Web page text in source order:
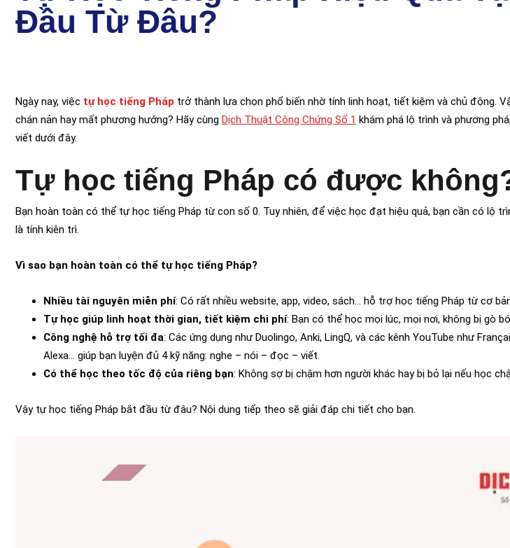
Đầu Từ Đâu?
Ngày nay, việc tự học tiếng Pháp trở thành lựa chọn phổ biến nhờ tính linh hoạt, tiết kiệm và chủ động.
chán nản hay mất phương hướng? Hãy cùng Dịch Thuật Công Chứng Số 1 khám phá lộ trình và phương
viết dưới đây.
Tự học tiếng Pháp có được
Bạn hoàn toàn có thể tự học tiếng Pháp từ con số 0. Tuy nhiên, để việc học đạt hiệu quả, bạn cần có lộ
là tính kiên trì.
Vì sao bạn hoàn toàn có thể tự học tiếng Pháp?
Nhiều tài nguyên miễn phí: Có rất nhiều website, app, video, sách… hỗ trợ học tiếng Pháp từ cơ
Tự học giúp linh hoạt thời gian, tiết kiệm chi phí: Bạn có thể học mọi lúc, mọi nơi, không bị gò
Công nghệ hỗ trợ tối đa: Các ứng dụng như Duolingo, Anki, LingQ, và các kênh YouTube như
Alexa… giúp bạn luyện đủ 4 kỹ năng: nghe – nói – đọc – viết.
Có thể học theo tốc độ của riêng bạn: Không sợ bị chậm hơn người khác hay bị bỏ lại nếu học
Vậy tự học tiếng Pháp bắt đầu từ đâu? Nội dung tiếp theo sẽ giải đáp chi tiết cho bạn.